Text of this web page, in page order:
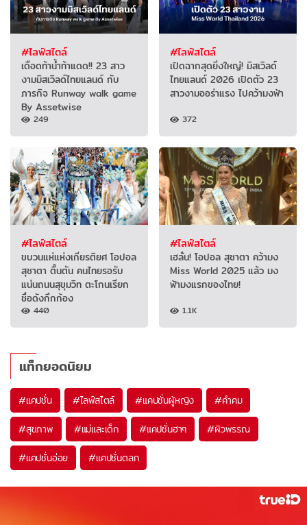
#ไลฟ์สไตล์
เดือดท้าน้ำท้าแดด!! 23 สาว
งามมิสเวิลด์ไทยแลนด์ กับ
ภารกิจ Runway walk game
By Assetwise
249
#ไลฟ์สไตล์
เปิดฉากสุดยิ่งใหญ่! มิสเวิลด์
ไทยแลนด์ 2026 เปิดตัว 23
สาวงามออร่าแรง ไปคว้ามงฟ้า
372
#ไลฟ์สไตล์
ขบวนแห่แห่งเกียรติยศ โอปอล
สุชาตา ตื้นตัน คนไทยรอรับ
แน่นถนนสุขุมวิท ตะโกนเรียก
ชื่อดังกึกก้อง
440
#ไลฟ์สไตล์
เฮลั่น! โอปอล สุชาตา คว้ามง
Miss World 2025 แล้ว มง
ฟ้ามงแรกของไทย!
1.1K
แท็กยอดนิยม
#แคปชั่น #ไลฟ์สไตล์ #แคปชั่นผู้หญิง #คำคม
#สุขภาพ #แม่และเด็ก #แคปชั่นฮาๆ #ผิวพรรณ
#แคปชั่นอ่อย #แคปชั่นตลก